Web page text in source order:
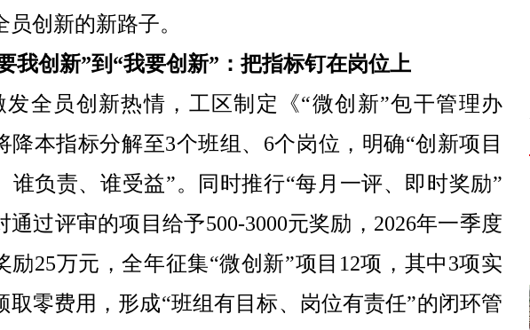
员创新的新路子。
我创新”到“我要创新”：把指标钉在岗位上
发全员创新热情，工区制定《“微创新”包干管理办
降本指标分解至3个班组、6个岗位，明确“创新项目
谁负责、谁受益”。同时推行“每月一评、即时奖励”
通过评审的项目给予500-3000元奖励，2026年一季度
励25万元，全年征集“微创新”项目12项，其中3项实
取零费用，形成“班组有目标、岗位有责任”的闭环管